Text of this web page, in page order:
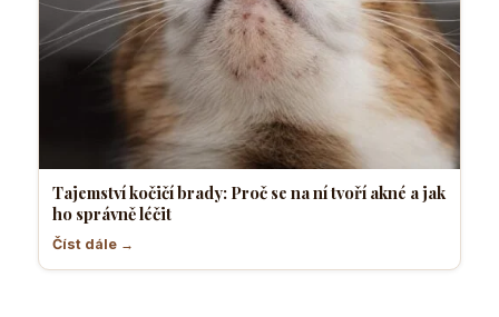
Tajemství kočičí brady: Proč se na ní tvoří akné a jak
ho správně léčit
Číst dále →